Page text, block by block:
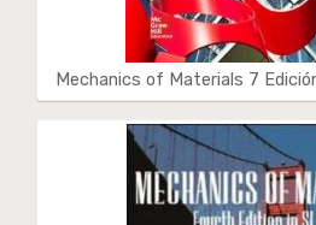
Mechanics of Materials 7